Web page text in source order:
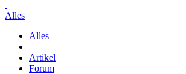
Alles
Alles
Artikel
Forum